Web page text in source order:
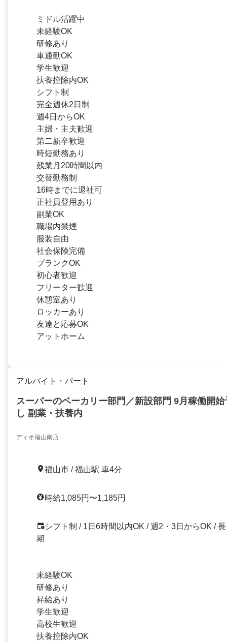
ミドル活躍中
未経験OK
研修あり
車通勤OK
学生歓迎
扶養控除内OK
シフト制
完全週休2日制
週4日からOK
主婦・主夫歓迎
第二新卒歓迎
時短勤務あり
残業月20時間以内
交替勤務制
16時までに退社可
正社員登用あり
副業OK
職場内禁煙
服装自由
社会保険完備
ブランクOK
初心者歓迎
フリーター歓迎
休憩室あり
ロッカーあり
友達と応募OK
アットホーム
アルバイト・パート
スーパーのベーカリー部門／新設部門 9月稼働開
し 副業・扶養内
ディオ福山南店
福山市 / 福山駅 車4分
時給1,085円〜1,185円
シフト制 / 1日6時間以内OK / 週2・3日からOK / 長
期
未経験OK
研修あり
昇給あり
学生歓迎
高校生歓迎
扶養控除内OK